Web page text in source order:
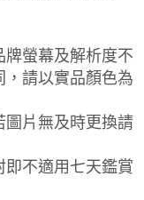
螢幕及解析度不
，請以實品顏色為
片無及時更換請
不適用七天鑑賞